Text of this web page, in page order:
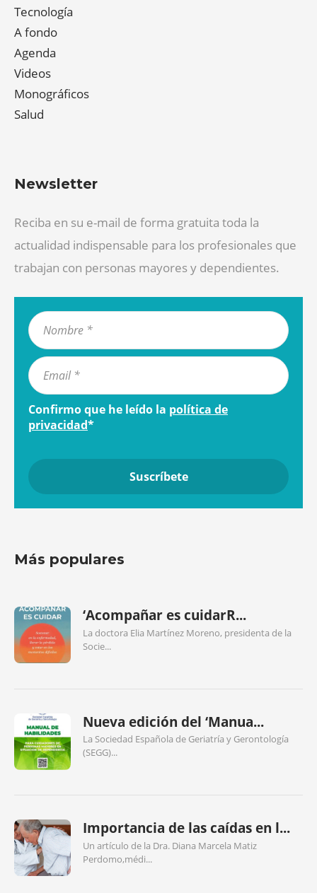
Tecnología
A fondo
Agenda
Videos
Monográficos
Salud
Newsletter
Reciba en su e-mail de forma gratuita toda la
actualidad indispensable para los profesionales que
trabajan con personas mayores y dependientes.
Confirmo que he leído la política de
privacidad*
Más populares
‘Acompañar es cuidarR...
La doctora Elia Martínez Moreno, presidenta de la
Socie...
Nueva edición del ‘Manua...
La Sociedad Española de Geriatría y Gerontología
(SEGG)...
Importancia de las caídas en l...
Un artículo de la Dra. Diana Marcela Matiz
Perdomo,médi...